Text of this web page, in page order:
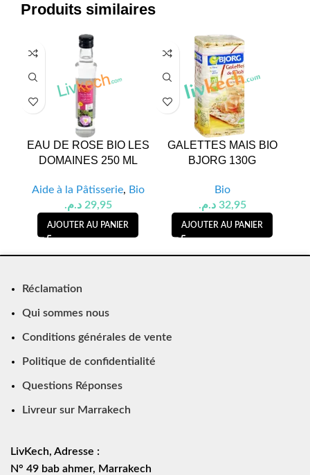
Produits similaires
EAU DE ROSE BIO LES
DOMAINES 250 ML
Aide à la Pâtisserie, Bio
29,95 د.م.
AJOUTER AU PANIER
GALETTES MAIS BIO
BJORG 130G
Bio
32,95 د.م.
AJOUTER AU PANIER
Réclamation
Qui sommes nous
Conditions générales de vente
Politique de confidentialité
Questions Réponses
Livreur sur Marrakech
LivKech, Adresse :
N° 49 bab ahmer, Marrakech